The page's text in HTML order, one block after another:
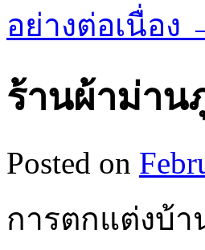
อย่างต่อเนื่อง
ร้านผ้าม่าน
Posted on
การตกแต่งบ้า